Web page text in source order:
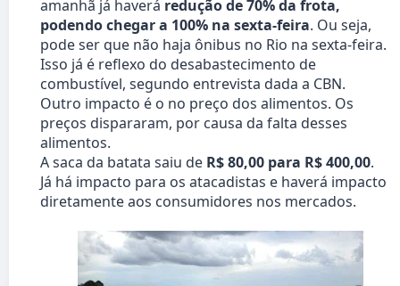
amanhã já haverá redução de 70% da frota,
podendo chegar a 100% na sexta-feira. Ou seja,
pode ser que não haja ônibus no Rio na sexta-feira.
Isso já é reflexo do desabastecimento de
combustível, segundo entrevista dada a CBN.
Outro impacto é o no preço dos alimentos. Os
preços dispararam, por causa da falta desses
alimentos.
A saca da batata saiu de R$ 80,00 para R$ 400,00.
Já há impacto para os atacadistas e haverá impacto
diretamente aos consumidores nos mercados.